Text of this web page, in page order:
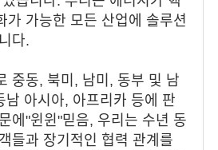
가 가능한 모든 산업에 솔루션
다.
중동, 북미, 남미, 동부 및 남
남 아시아, 아프리카 등에 판
에"윈윈"믿음, 우리는 수년 동
들과 장기적인 협력 관계를